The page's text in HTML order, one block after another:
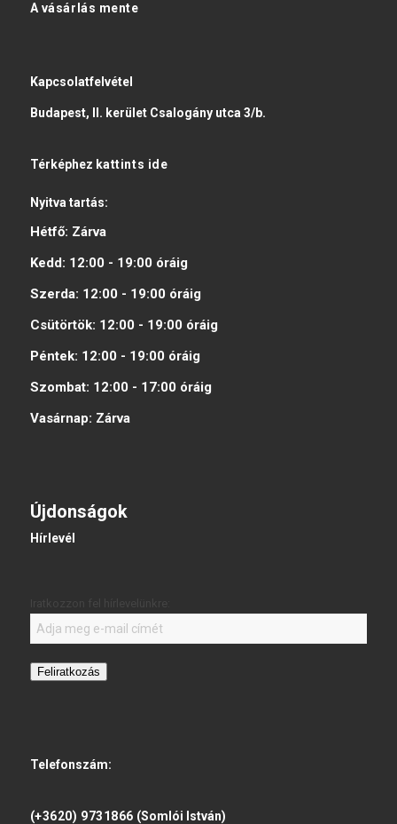
A vásárlás mente
Kapcsolatfelvétel
Budapest, II. kerület Csalogány utca 3/b.
Térképhez kattints ide
Nyitva tartás:
Hétfő: Zárva
Kedd: 12:00 - 19:00 óráig
Szerda: 12:00 - 19:00 óráig
Csütörtök: 12:00 - 19:00 óráig
Péntek: 12:00 - 19:00 óráig
Szombat: 12:00 - 17:00 óráig
Vasárnap: Zárva
Újdonságok
Hírlevél
Feliratkozás
Telefonszám:
(+3620) 9731866 (Somlói István)